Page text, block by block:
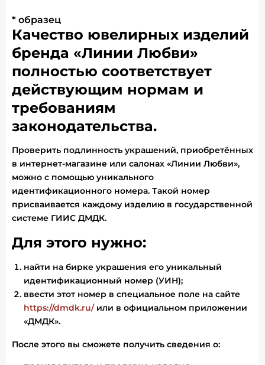
* образец
Качество ювелирных изделий
бренда «Линии Любви»
полностью соответствует
действующим нормам и
требованиям
законодательства.
Проверить подлинность украшений, приобретённых
в интернет-магазине или салонах «Линии Любви»,
можно с помощью уникального
идентификационного номера. Такой номер
присваивается каждому изделию в государственной
системе ГИИС ДМДК.
Для этого нужно:
найти на бирке украшения его уникальный
идентификационный номер (УИН);
ввести этот номер в специальное поле на сайте
https://dmdk.ru/или в официальном приложении
«ДМДК».
После этого вы сможете получить сведения о: